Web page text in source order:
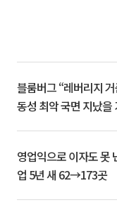
블룸버그 “레버리지
동성 최악 국면 지났을
영업익으로 이자도 못
업 5년 새 62→173곳